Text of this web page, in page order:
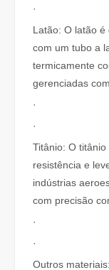
·
Latão: O latão
com um tubo a
termicamente
gerenciadas
·
·
Titânio: O
resistência e
indústrias
com precisão
·
·
Outros